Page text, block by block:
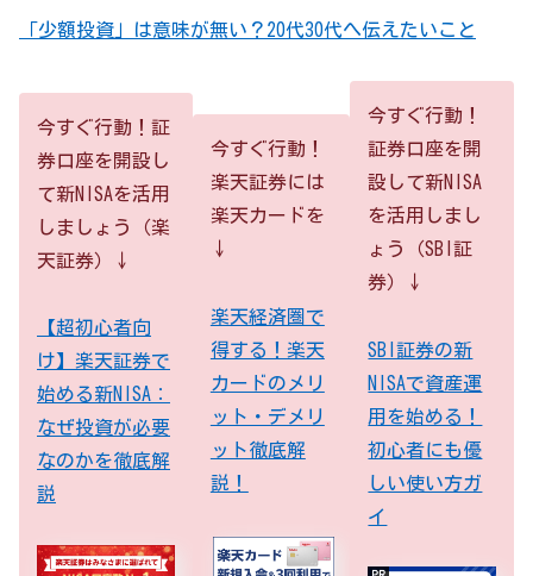
「少額投資」は意味が無い？20代30代へ伝えたいこと
今すぐ行動！証
券口座を開設し
て新NISAを活用
しましょう（楽
天証券）↓
【超初心者向
け】楽天証券で
始める新NISA：
なぜ投資が必要
なのかを徹底解
説
今すぐ行動！
楽天証券には
楽天カードを
↓
楽天経済圏で
得する！楽天
カードのメリ
ット・デメリ
ット徹底解
説！
今すぐ行動！
証券口座を開
設して新NISA
を活用しまし
ょう（SBI証
券）↓
SBI証券の新
NISAで資産運
用を始める！
初心者にも優
しい使い方ガ
イ